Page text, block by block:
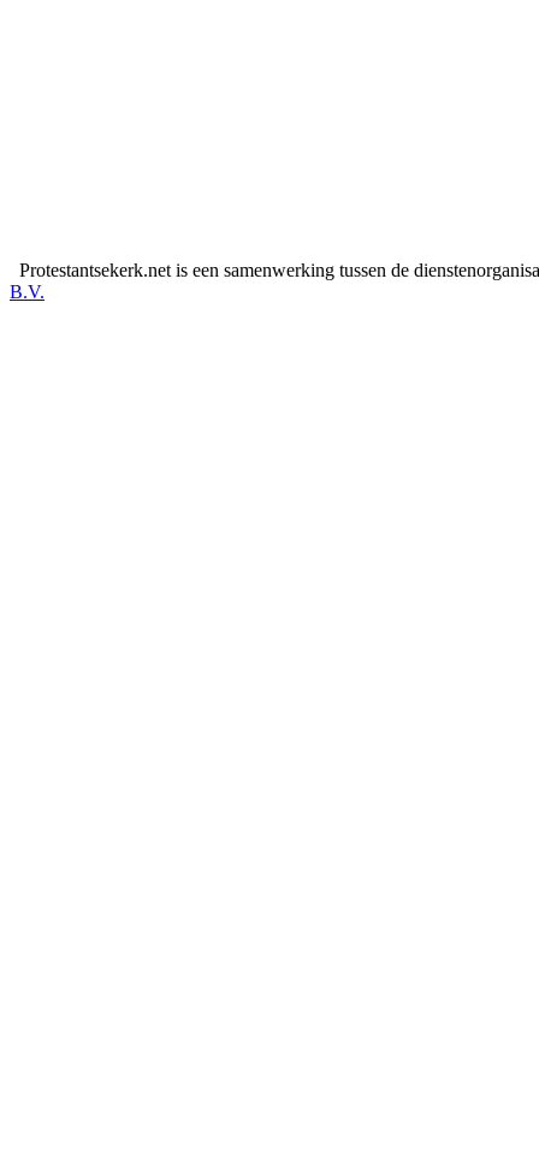
Protestantsekerk.net is een samenwerking tussen de
B.V.